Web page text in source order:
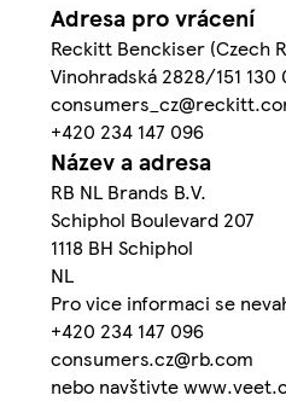
Adresa pro vrácení
Reckitt Benckiser (Czech
Vinohradská 2828/151 130
+420 234 147 096
Název a adresa
RB NL Brands B.V.
Schiphol Boulevard 207
1118 BH Schiphol
NL
Pro vice informaci se
+420 234 147 096
consumers.cz@rb.com
nebo navštivte